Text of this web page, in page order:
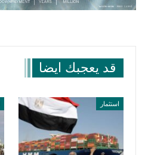
قد يعجبك ايضا
استثمار